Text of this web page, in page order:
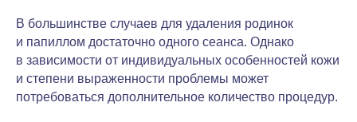
В большинстве случаев для удаления родинок
и папиллом достаточно одного сеанса. Однако
в зависимости от индивидуальных особенностей кожи
и степени выраженности проблемы может
потребоваться дополнительное количество процедур.